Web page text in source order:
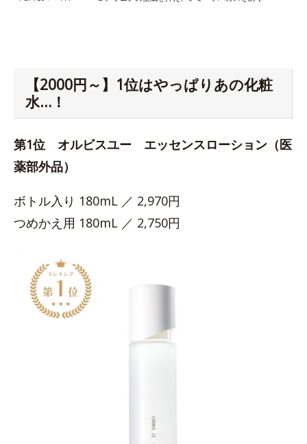
【2000円～】1位はやっぱりあの化粧
水…！
第1位 オルビスユー エッセンスローション（医
薬部外品）
ボトル入り 180mL ／ 2,970円
つめかえ用 180mL ／ 2,750円